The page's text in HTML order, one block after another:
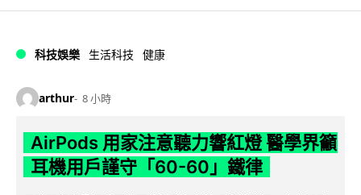
科技娛樂 生活科技 健康
arthur 8 小時
AirPods 用家注意聽力響紅燈 醫學界籲
耳機用戶謹守「60-60」鐵律